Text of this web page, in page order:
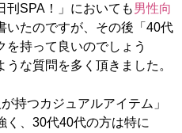
SPA！」においても男性向
いたのですが、その後「40代
を持って良いのでしょう
な質問を多く頂きました。
持つカジュアルアイテム」
く、30代40代の方は特に